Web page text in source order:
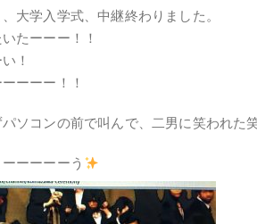
大学入学式、中継終わりました。
たーーー！！
！
ーーー！！
パソコンの前で叫んで、二男に笑われた
ーーーーう